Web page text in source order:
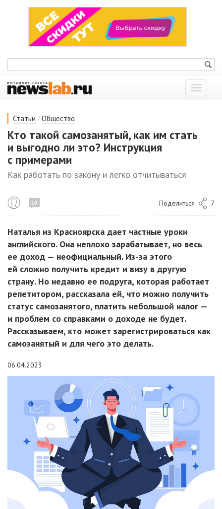
Показать
меню
Статьи / Общество
Кто такой самозанятый, как им стать
и выгодно ли это? Инструкция
с примерами
Как работать по закону и легко отчитываться
10 Поделиться 7
Наталья из Красноярска дает частные уроки
английского. Она неплохо зарабатывает, но весь
ее доход — неофициальный. Из-за этого
ей сложно получить кредит и визу в другую
страну. Но недавно ее подруга, которая работает
репетитором, рассказала ей, что можно получить
статус самозанятого, платить небольшой налог —
и проблем со справками о доходе не будет.
Рассказываем, кто может зарегистрироваться как
самозанятый и для чего это делать.
06.04.2023